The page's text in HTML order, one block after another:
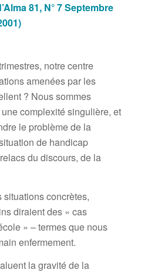
81, N° 7 Septembre
notre centre
amenées par les
? Nous sommes
complexité singulière, et
le problème de la
de handicap
du discours, de la
concrètes,
diraient des « cas
» – termes que nous
enfermement.
la gravité de la